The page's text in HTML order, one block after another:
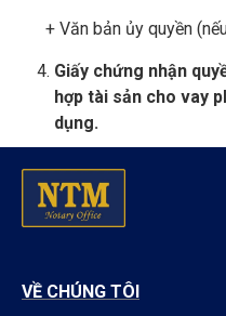
+ Văn bản ủy quyền
Giấy chứng nhận quy
hợp tài sản cho vay
dụng.
VỀ CHÚNG TÔI